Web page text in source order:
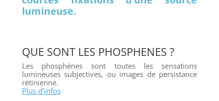
lumineuse.
QUE SONT LES PHOSPHENES ?
Les phosphènes sont toutes les sensations
lumineuses subjectives, ou images de persistance
rétinienne.
Plus d’infos